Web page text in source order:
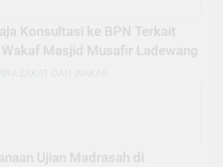
Konsultasi ke BPN Terkait
Wakaf Masjid Musafir Ladewang
ZAKAT DAN WAKAF
Ujian Madrasah di